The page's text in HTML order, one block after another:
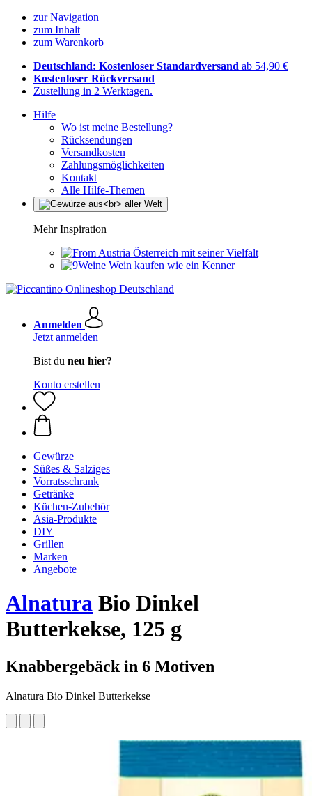
zur Navigation
zum Inhalt
zum Warenkorb
Deutschland: Kostenloser Standardversand ab 54,90 €
Kostenloser Rückversand
Zustellung in 2 Werktagen.
Hilfe
Wo ist meine Bestellung?
Rücksendungen
Versandkosten
Zahlungsmöglichkeiten
Kontakt
Alle Hilfe-Themen
Mehr Inspiration
Österreich mit seiner Vielfalt
Wein kaufen wie ein Kenner
Anmelden
Jetzt anmelden
Bist du neu hier?
Konto erstellen
Gewürze
Süßes & Salziges
Vorratsschrank
Getränke
Küchen-Zubehör
Asia-Produkte
DIY
Grillen
Marken
Angebote
Alnatura Bio Dinkel
Butterkekse, 125 g
Knabbergebäck in 6 Motiven
Alnatura Bio Dinkel Butterkekse